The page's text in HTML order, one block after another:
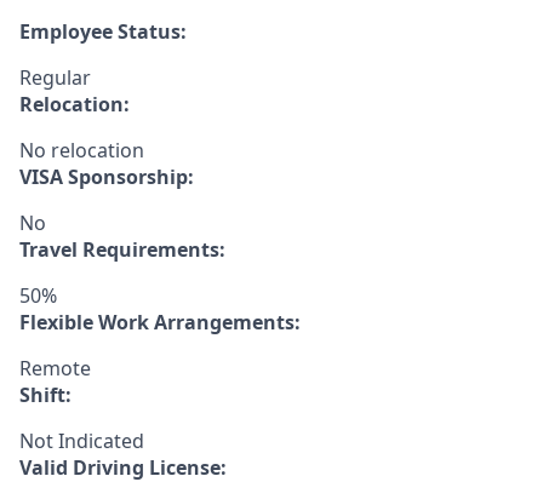
Employee Status:
Regular
Relocation:
No relocation
VISA Sponsorship:
No
Travel Requirements:
50%
Flexible Work Arrangements:
Remote
Shift:
Not Indicated
Valid Driving License: